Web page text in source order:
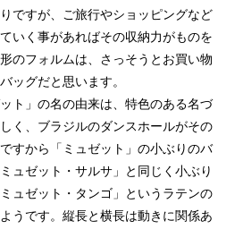
ですが、ご旅行やショッピングなど
いく事があればその収納力がものを
のフォルムは、さっそうとお買い物
ッグだと思います。
ト」の名の由来は、特色のある名づ
く、ブラジルのダンスホールがその
すから「ミュゼット」の小ぶりのバ
ュゼット・サルサ」と同じく小ぶり
ュゼット・タンゴ」というラテンの
うです。縦長と横長は動きに関係あ